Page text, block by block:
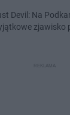
Devil: Na
zjawisko